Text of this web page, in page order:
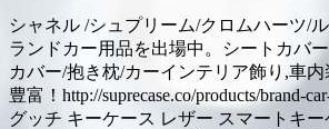
シャネル /シュプリーム/クロムハーツ/
ランドカー用品を出場中。シートカバ
カバー/抱き枕/カーインテリア飾り,車
豊富！http://suprecase.co/products/brand-
グッチ キーケース レザー スマートキ